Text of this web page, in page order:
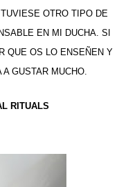
OTRO TIPO DE
EN MI DUCHA. SI
QUE OS LO ENSEÑEN Y
GUSTAR MUCHO.
RITUALS